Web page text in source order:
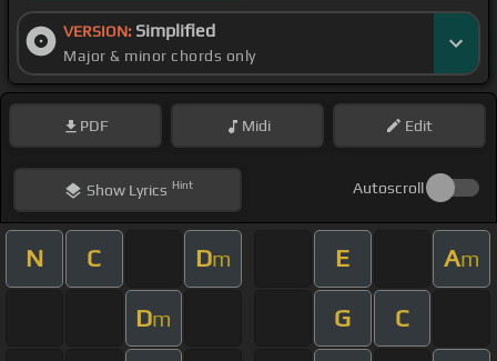
VERSION: Simplified
Major & minor chords only
PDF Midi Edit
ShowLyrics Hint Autoscroll
N C Dm E Am
Dm G C